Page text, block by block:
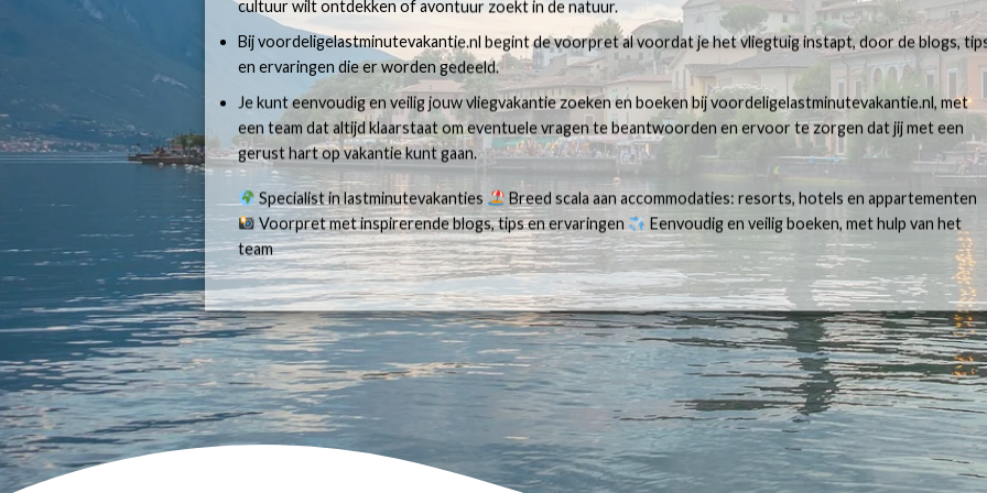
cultuur wilt ontdekken of avontuur zoekt in de natuur.
Bij voordeligelastminutevakantie.nl begint de voorpret al voordat je het vliegtuig instapt, door de blogs,
en ervaringen die er worden gedeeld.
Je kunt eenvoudig en veilig jouw vliegvakantie zoeken en boeken bij voordeligelastminutevakantie.nl, met
een team dat altijd klaarstaat om eventuele vragen te beantwoorden en ervoor te zorgen dat jij met een
gerust hart op vakantie kunt gaan.
Specialist in lastminutevakanties
Breed scala aan accommodaties: resorts, hotels en appartementen
Voorpret met inspirerende blogs, tips en ervaringen
Eenvoudig en veilig boeken, met hulp van het
team